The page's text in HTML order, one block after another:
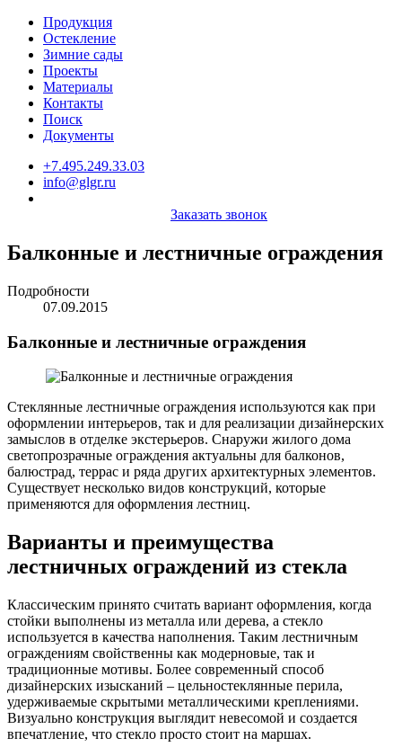
Продукция
Остекление
Зимние сады
Проекты
Материалы
Контакты
Поиск
Документы
+7.495.249.33.03
info@glgr.ru
Заказать звонок
Балконные и лестничные ограждения
Подробности
07.09.2015
Балконные и лестничные ограждения
Стеклянные лестничные ограждения используются как при
оформлении интерьеров, так и для реализации дизайнерских
замыслов в отделке экстерьеров. Снаружи жилого дома
светопрозрачные ограждения актуальны для балконов,
балюстрад, террас и ряда других архитектурных элементов.
Существует несколько видов конструкций, которые
применяются для оформления лестниц.
Варианты и преимущества
лестничных ограждений из стекла
Классическим принято считать вариант оформления, когда
стойки выполнены из металла или дерева, а стекло
используется в качества наполнения. Таким лестничным
ограждениям свойственны как модерновые, так и
традиционные мотивы. Более современный способ
дизайнерских изысканий – цельностеклянные перила,
удерживаемые скрытыми металлическими креплениями.
Визуально конструкция выглядит невесомой и создается
впечатление, что стекло просто стоит на маршах.